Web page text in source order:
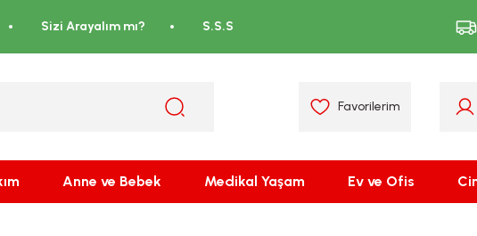
Sizi Arayalım mı? S.S.S
Favorilerim
Anne ve Bebek Medikal Yaşam Ev ve Ofis